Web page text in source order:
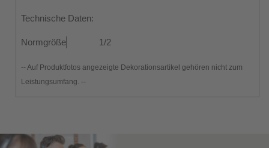
Technische Daten:
Normgröße 1/2
-- Auf Produktfotos angezeigte Dekorationsartikel gehören nicht zum
Leistungsumfang. --